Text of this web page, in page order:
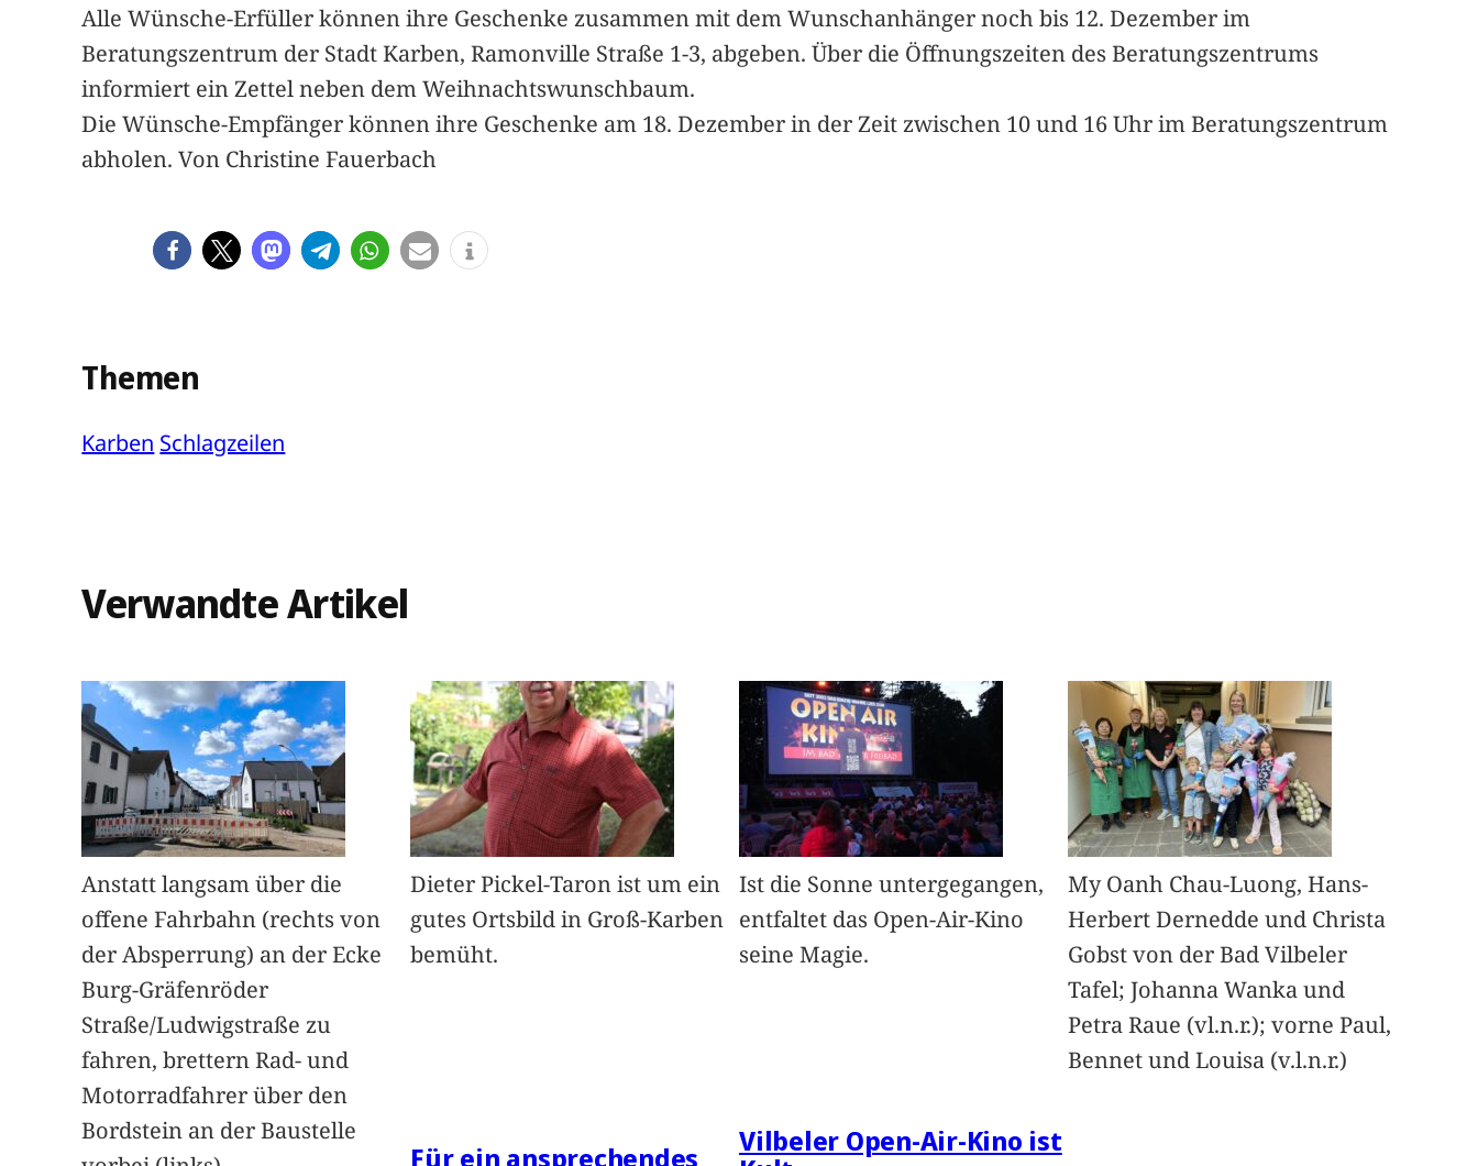
Alle Wünsche-Erfüller können ihre Geschenke zusammen mit dem Wunschanhänger noch bis 12. Dezember im
Beratungszentrum der Stadt Karben, Ramonville Straße 1-3, abgeben. Über die Öffnungszeiten des Beratungszentrums
informiert ein Zettel neben dem Weihnachtswunschbaum.
Die Wünsche-Empfänger können ihre Geschenke am 18. Dezember in der Zeit zwischen 10 und 16 Uhr im Beratungszentrum
abholen. Von Christine Fauerbach
Themen
Karben Schlagzeilen
Verwandte Artikel
Anstatt langsam über die
offene Fahrbahn (rechts von
der Absperrung) an der Ecke
Burg-Gräfenröder
Straße/Ludwigstraße zu
fahren, brettern Rad- und
Motorradfahrer über den
Bordstein an der Baustelle
Dieter Pickel-Taron ist um ein
gutes Ortsbild in Groß-Karben
bemüht.
Für ein ansprechendes
Ist die Sonne untergegangen,
entfaltet das Open-Air-Kino
seine Magie.
Vilbeler Open-Air-Kino ist
My Oanh Chau-Luong, Hans-
Herbert Dernedde und Christa
Gobst von der Bad Vilbeler
Tafel; Johanna Wanka und
Petra Raue (vl.n.r.); vorne Paul,
Bennet und Louisa (v.l.n.r.)